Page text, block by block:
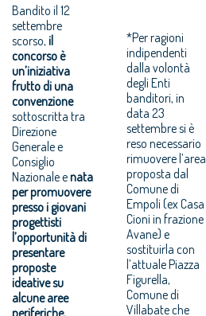
Bandito il 12
settembre
scorso, il
concorso è
un’iniziativa
frutto di una
convenzione
sottoscritta tra
Direzione
Generale e
Consiglio
Nazionale enata
per promuovere
presso i giovani
progettisti
l’opportunità di
presentare
proposte
ideative su
alcune aree
periferiche,
*Per ragioni
indipendenti
dalla volontà
degli Enti
banditori, in
data 23
settembre si è
reso necessario
rimuovere l’area
proposta dal
Comune di
Empoli (ex Casa
Cioni in frazione
Avane) e
sostituirla con
l’attuale Piazza
Figurella,
Comune di
Villabate che